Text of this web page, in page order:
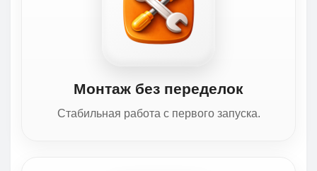
Монтаж без переделок
Стабильная работа с первого запуска.